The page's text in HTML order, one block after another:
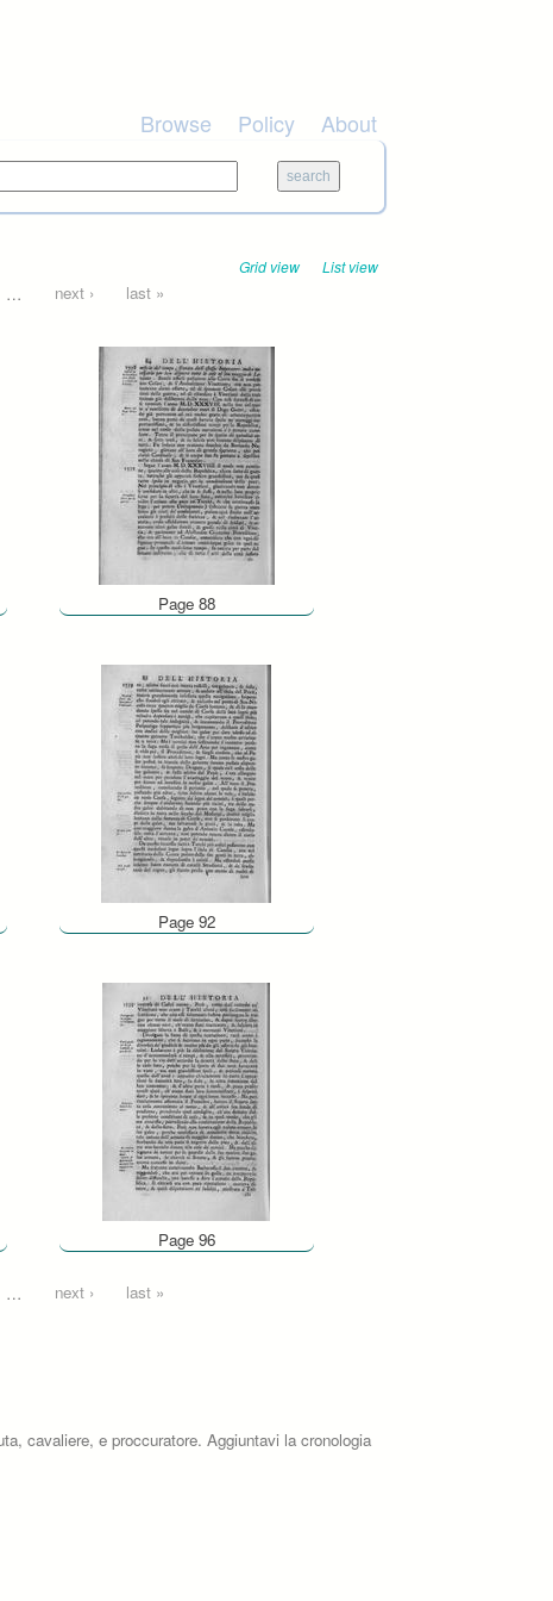
Browse Policy About
Grid view List view
… next › last »
Page 88
Page 92
Page 96
… next › last »
cavaliere, e proccuratore. Aggiuntavi la cronologia